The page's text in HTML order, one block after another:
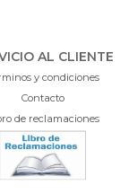
AL CLIENTE
y condiciones
Contacto
de reclamaciones